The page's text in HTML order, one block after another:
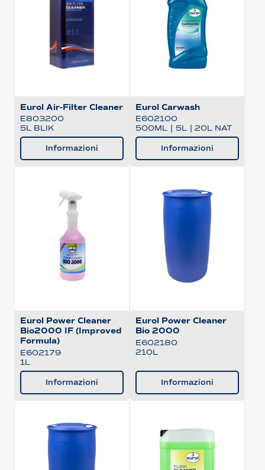
Eurol Air-Filter Cleaner
E803200
5L BLIK
Informazioni
Eurol Carwash
E602100
500ML | 5L | 20L NAT
Informazioni
Eurol Power Cleaner
Bio2000 IF (Improved
Formula)
E602179
1L
Informazioni
Eurol Power Cleaner
Bio 2000
E602180
210L
Informazioni